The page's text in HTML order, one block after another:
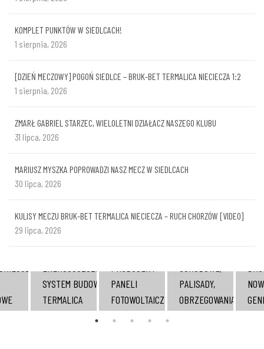
KOMPLET PUNKTÓW W SIEDLCACH!
1 sierpnia, 2026
[DZIEŃ MECZOWY] POGOŃ SIEDLCE – BRUK-BET TERMALICA NIECIECZA 1:2
1 sierpnia, 2026
ZMARŁ GABRIEL STARZEC, WIELOLETNI DZIAŁACZ NASZEGO KLUBU
31 lipca, 2026
MARIUSZ MYSZKA POPROWADZI NASZ MECZ W SIEDLCACH
30 lipca, 2026
KULISY MECZU BRUK-BET TERMALICA NIECIECZA – RUCH CHORZÓW [VIDEO]
29 lipca, 2026
SYSTEM BUDOWY
TERMALICA
PANELI
FOTOWOLTAICZNYCH
PALISADY,
OBRZEGOWANIA